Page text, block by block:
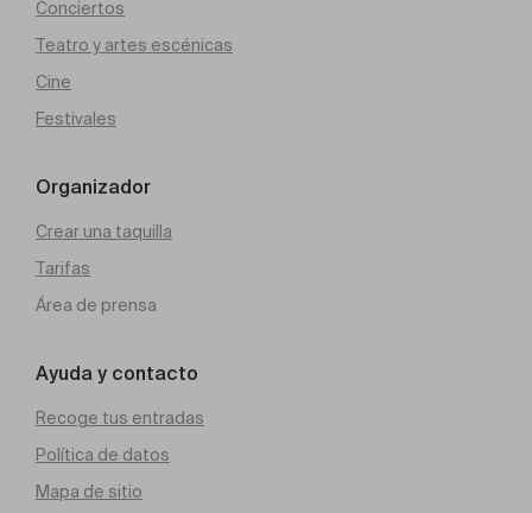
Conciertos
Teatro y artes escénicas
Cine
Festivales
Organizador
Crear una taquilla
Tarifas
Área de prensa
Ayuda y contacto
Recoge tus entradas
Política de datos
Mapa de sitio